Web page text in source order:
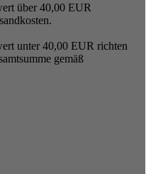
über 40,00 EUR
unter 40,00 EUR richten
gemäß